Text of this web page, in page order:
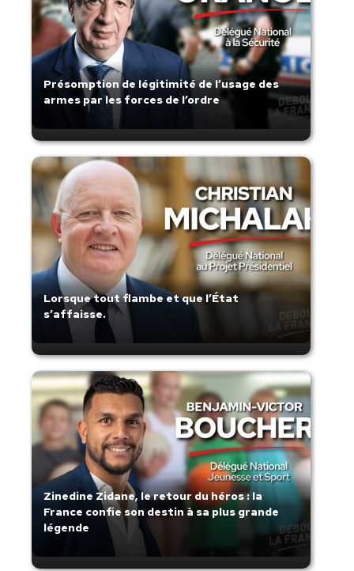
Présomption de légitimité de l’usage des
armes par les forces de l’ordre
Lorsque tout flambe et que l’État
s’affaisse.
Zinedine Zidane, le retour du héros : la
France confie son destin à sa plus grande
légende